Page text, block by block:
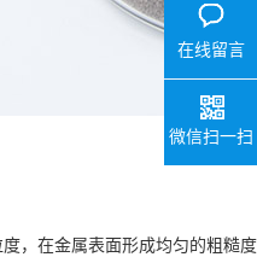
在金属表面形成均匀的粗糙
在线留言
微信扫一扫